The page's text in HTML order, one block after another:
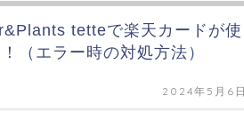
tetteで楽天カードが使
（エラー時の対処方法）
2024年5月6